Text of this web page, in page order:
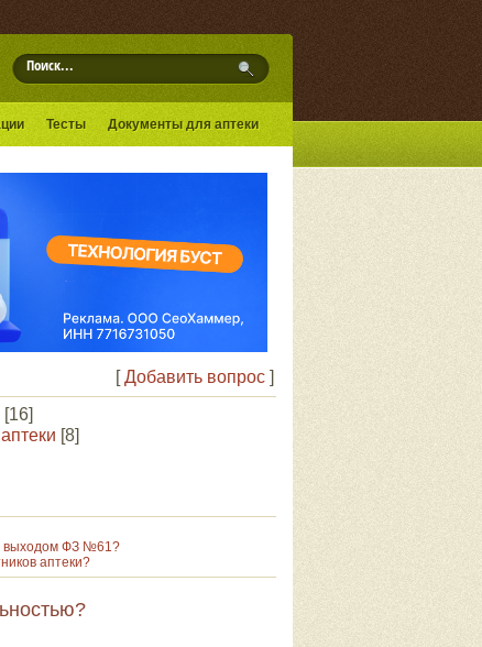
Тесты Документы для аптеки
[Добавить вопрос ]
[16]
[8]
с выходом ФЗ №61?
аптеки?